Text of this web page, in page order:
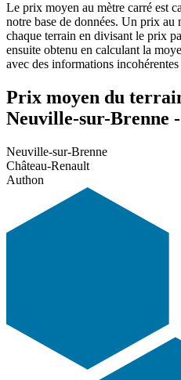
Le prix moyen au mètre carré est
notre base de données. Un prix au
chaque terrain en divisant le prix
ensuite obtenu en calculant la
avec des informations
Prix moyen du
Neuville-sur-Brenne -
Neuville-sur-Brenne
Château-Renault
Authon